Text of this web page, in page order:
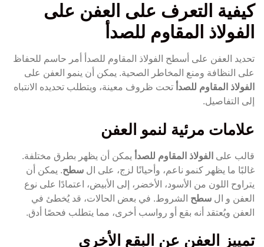
كيفية التعرف على العفن على
الفولاذ المقاوم للصدأ
تحديد العفن على أسطح الفولاذ المقاوم للصدأ أمر حاسم للحفاظ
على النظافة ومنع المخاطر الصحية. يمكن أن ينمو العفن على
الفولاذ المقاوم للصدأ تحت ظروف معينة، ويتطلب تحديده الانتباه
إلى التفاصيل.
علامات مرئية لنمو العفن
قالب على الفولاذ المقاوم للصدأ يمكن أن يظهر بطرق مختلفة.
غالبًا ما يظهر كنمو ناعم، وأحيانًا لزج، على ال سطح. يمكن أن
يتراوح اللون من الأسود، الأخضر، إلى الأبيض، اعتمادًا على نوع
العفن و ال سطحالشروط. في بعض الحالات، قد يُخطئ في
العفن ويُعتقد أنه بقع أو رواسب أخرى، مما يتطلب فحصًا أدق.
تمييز العفن عن البقع الأخرى